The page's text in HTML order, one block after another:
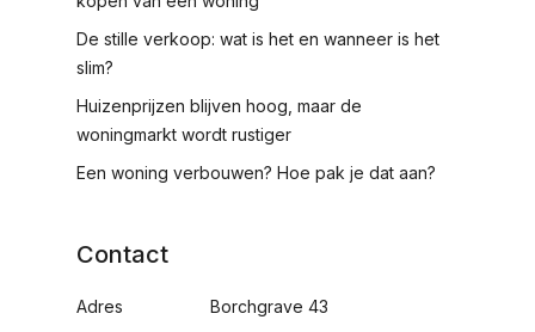
De stille verkoop: wat is het en wanneer is het
slim?
Huizenprijzen blijven hoog, maar de
woningmarkt wordt rustiger
Een woning verbouwen? Hoe pak je dat aan?
Contact
Adres
Borchgrave 43